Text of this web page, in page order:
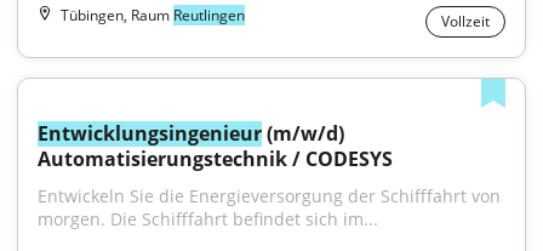
Tübingen, Raum Reutlingen Vollzeit
Entwicklungsingenieur (m/w/d)
Automatisierungstechnik / CODESYS
Entwickeln Sie die Energieversorgung der Schifffahrt von
morgen. Die Schifffahrt befindet sich im...